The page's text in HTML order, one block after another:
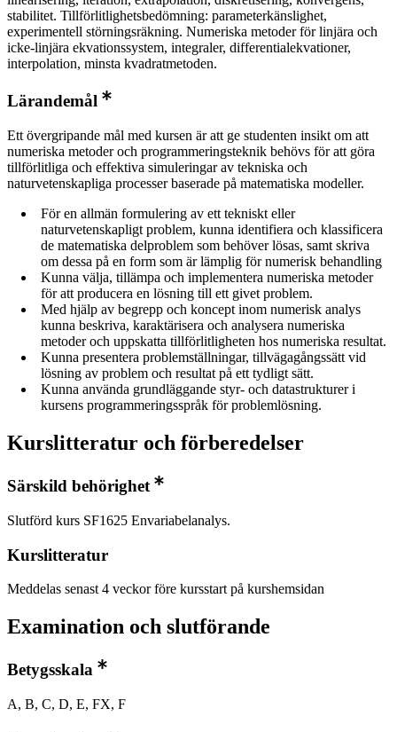
stabilitet. Tillförlitlighetsbedömning: parameterkänslighet,
experimentell störningsräkning. Numeriska metoder för linjära och
icke-linjära ekvationssystem, integraler, differentialekvationer,
interpolation, minsta kvadratmetoden.
Lärandemål
Ett övergripande mål med kursen är att ge studenten insikt om att
numeriska metoder och programmeringsteknik behövs för att göra
tillförlitliga och effektiva simuleringar av tekniska och
naturvetenskapliga processer baserade på matematiska modeller.
För en allmän formulering av ett tekniskt eller
naturvetenskapligt problem, kunna identifiera och klassificera
de matematiska delproblem som behöver lösas, samt skriva
om dessa på en form som är lämplig för numerisk behandling
Kunna välja, tillämpa och implementera numeriska metoder
för att producera en lösning till ett givet problem.
Med hjälp av begrepp och koncept inom numerisk analys
kunna beskriva, karaktärisera och analysera numeriska
metoder och uppskatta tillförlitligheten hos numeriska resultat.
Kunna presentera problemställningar, tillvägagångssätt vid
lösning av problem och resultat på ett tydligt sätt.
Kunna använda grundläggande styr- och datastrukturer i
kursens programmeringsspråk för problemlösning.
Kurslitteratur och förberedelser
Särskild behörighet
Slutförd kurs SF1625 Envariabelanalys.
Kurslitteratur
Meddelas senast 4 veckor före kursstart på kurshemsidan
Examination och slutförande
Betygsskala
A, B, C, D, E, FX, F